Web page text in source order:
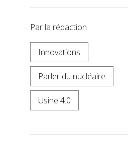
Par la rédaction
Innovations
Parler du nucléaire
Usine 4.0